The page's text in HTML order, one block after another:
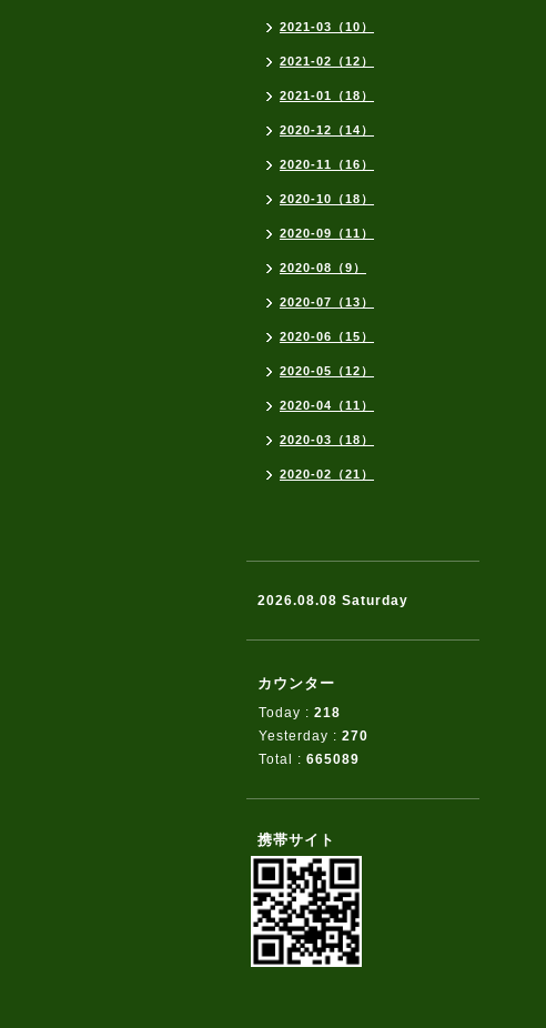
2021-03（10）
2021-02（12）
2021-01（18）
2020-12（14）
2020-11（16）
2020-10（18）
2020-09（11）
2020-08（9）
2020-07（13）
2020-06（15）
2020-05（12）
2020-04（11）
2020-03（18）
2020-02（21）
2026.08.08 Saturday
カウンター
Today : 218
Yesterday : 270
Total : 665089
携帯サイト